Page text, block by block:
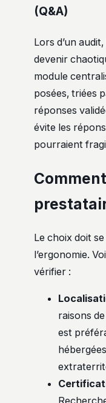
(Q&A)
Lors d’un
devenir
module
posées, triées
réponses
évite les
pourraient
Le choix doit
l’ergonomie.
vérifier :
raisons
est